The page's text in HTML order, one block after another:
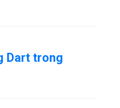
Dart trong